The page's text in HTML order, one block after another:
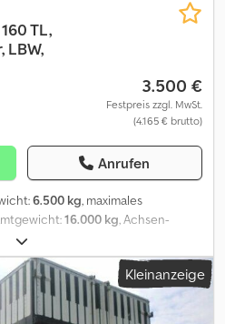
TL,
3.500 €
Festpreis zzgl. MwSt.
(4.165 € brutto)
Anrufen
6.500 kg, maximales
16.000 kg , Achsen-
mm, Laderaumhöhe:2.750 mm,
2.500 mm , Gesamtbreite:
215/75R17.5, Farbe:Rot
Sonstige , Fahrerkabine:
Kleinanzeige